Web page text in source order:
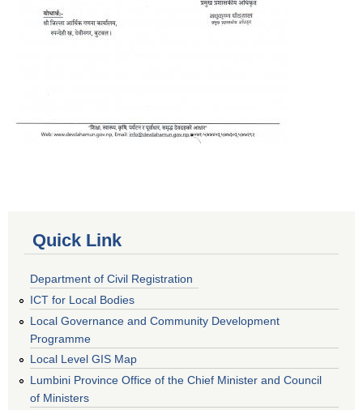
Quick Link
Department of Civil Registration
ICT for Local Bodies
Local Governance and Community Development
Programme
Local Level GIS Map
Lumbini Province Office of the Chief Minister and Council
of Ministers